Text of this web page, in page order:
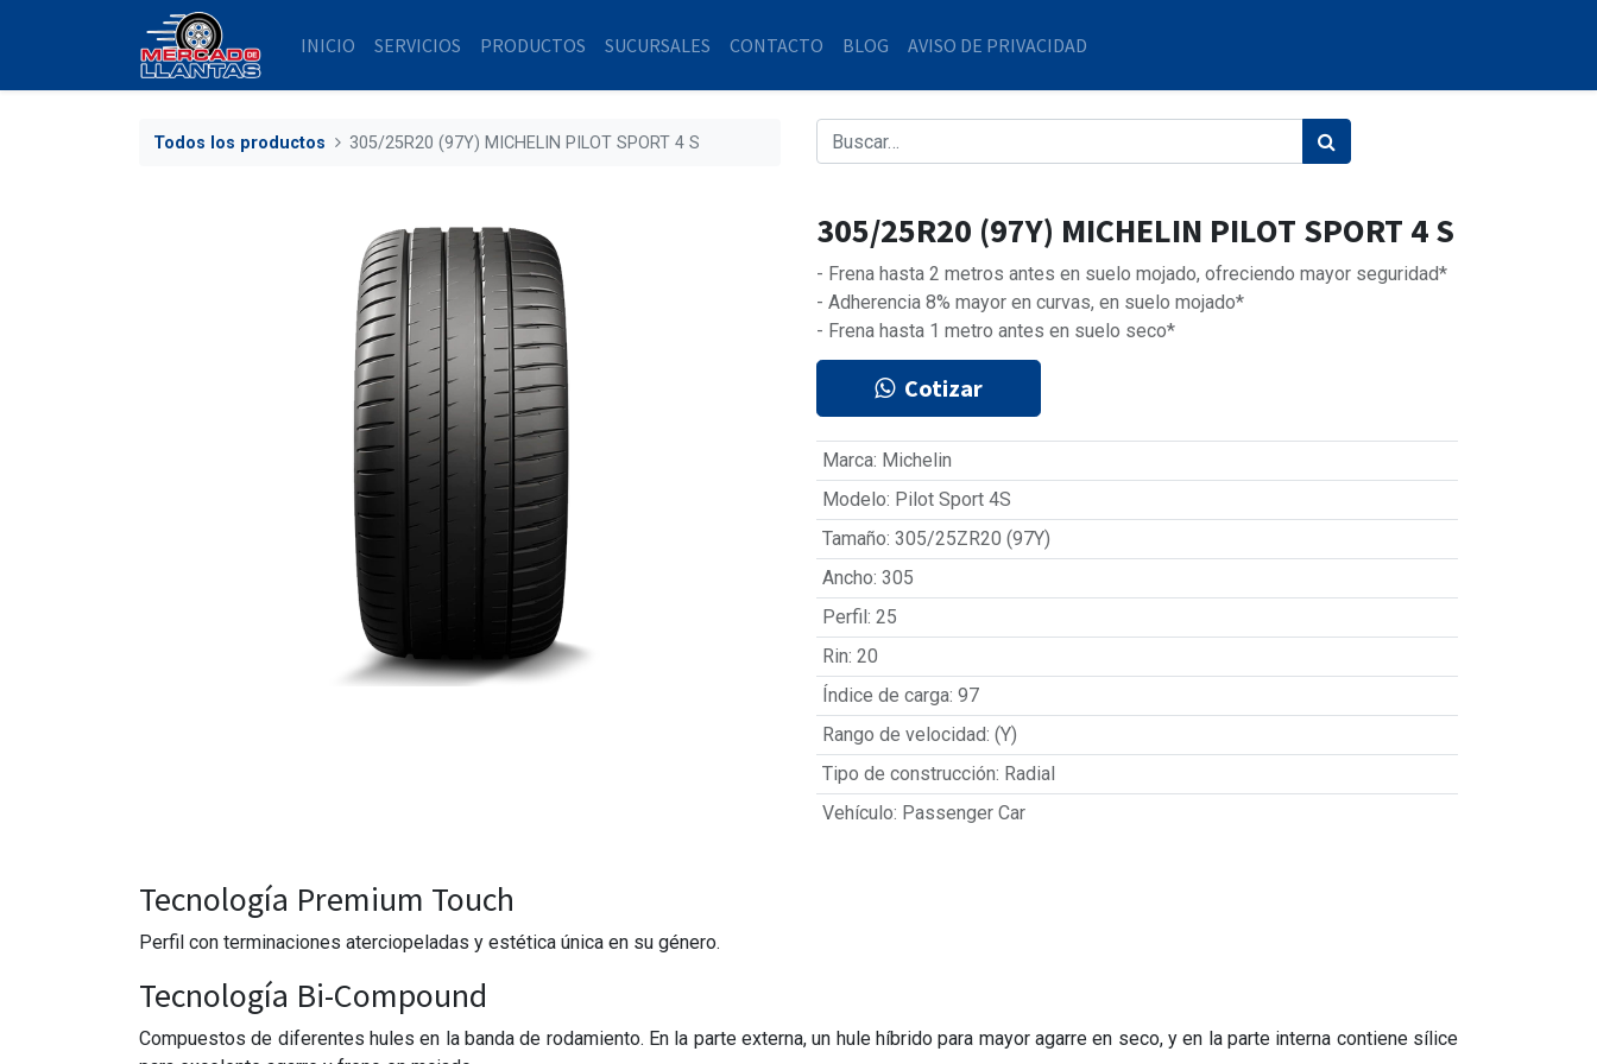
INICIO SERVICIOS PRODUCTOS SUCURSALES CONTACTO BLOG AVISO DE PRIVACIDAD
Todos los productos 305/25R20 (97Y) MICHELIN PILOT SPORT 4 S
305/25R20 (97Y) MICHELIN PILOT SPORT 4 S
- Frena hasta 2 metros antes en suelo mojado, ofreciendo mayor seguridad*
- Adherencia 8% mayor en curvas, en suelo mojado*
- Frena hasta 1 metro antes en suelo seco*
Cotizar
Marca: Michelin
Modelo: Pilot Sport 4S
Tamaño: 305/25ZR20 (97Y)
Ancho: 305
Perfil: 25
Rin: 20
Índice de carga: 97
Rango de velocidad: (Y)
Tipo de construcción: Radial
Vehículo: Passenger Car
Tecnología Premium Touch
Perfil con terminaciones aterciopeladas y estética única en su género.
Tecnología Bi-Compound
Compuestos de diferentes hules en la banda de rodamiento. En la parte externa, un hule híbrido para mayor agarre en seco, y en la parte interna contiene sílice